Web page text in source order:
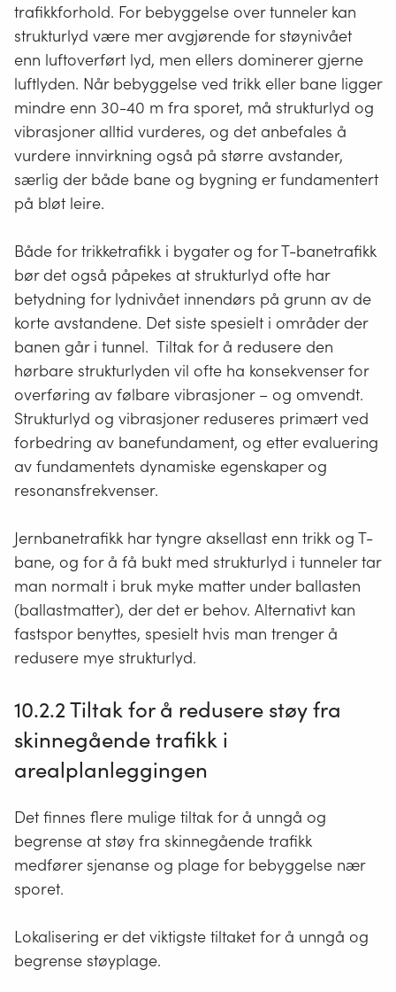
trafikkforhold. For bebyggelse over tunneler kan
strukturlyd være mer avgjørende for støynivået
enn luft­overført lyd, men ellers dominerer gjerne
luftlyden. Når bebyggelse ved trikk eller bane ligger
mindre enn 30-40 m fra sporet, må strukturlyd og
vibrasjoner alltid vurderes, og det anbefales å
vurdere innvirkning også på større avstander,
særlig der både bane og bygning er fundamentert
på bløt leire.
Både for trikketrafikk i bygater og for T-banetrafikk
bør det også påpekes at strukturlyd ofte har
betydning for lydnivået innendørs på grunn av de
korte avstandene. Det siste spesielt i områder der
banen går i tunnel. Tiltak for å redusere den
hørbare strukturlyden vil ofte ha konsekvenser for
overføring av følbare vibrasjoner – og omvendt.
Strukturlyd og vibrasjoner reduseres primært ved
forbedring av banefundament, og etter evaluering
av fundamentets dynamiske egenskaper og
resonansfrekvenser.
Jernbanetrafikk har tyngre aksellast enn trikk og T-
bane, og for å få bukt med strukturlyd i tunneler tar
man normalt i bruk myke matter under ballasten
(ballastmatter), der det er behov. Alternativt kan
fastspor benyttes, spesielt hvis man trenger å
redusere mye strukturlyd.
10.2.2Tiltak for å redusere støy fra
skinnegående trafikk i
arealplanleggingen
Det finnes flere mulige tiltak for å unngå og
begrense at støy fra skinnegående trafikk
medfører sjenanse og plage for bebyggelse nær
sporet.
Lokalisering er det viktigste tiltaket for å unngå og
begrense støyplage.